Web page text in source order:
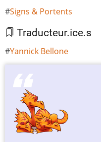
Signs & Portents
Traducteur.ice.s
Yannick Bellone